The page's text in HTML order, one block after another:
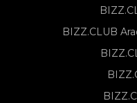
BIZZ.CLUB